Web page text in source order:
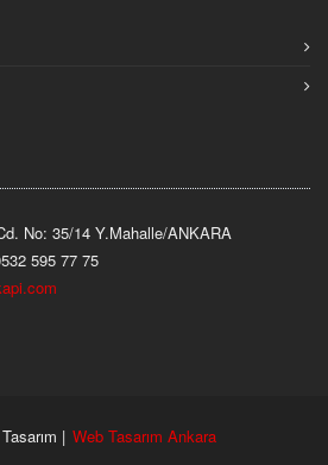
No: 35/14 Y.Mahalle/ANKARA
595 77 75
| Web Tasarım Ankara